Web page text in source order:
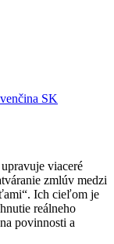
SK
viaceré
zmlúv medzi
Ich cieľom je
reálneho
povinnosti a